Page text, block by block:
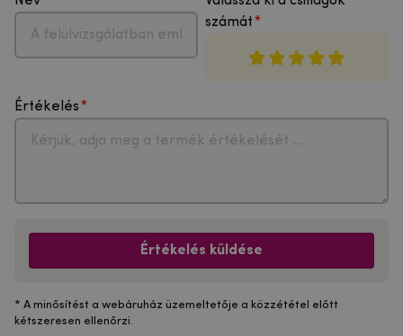
számát
Értékelés
Értékelés küldése
* A minősítést a webáruház üzemeltetője a közzététel előtt
kétszeresen ellenőrzi.